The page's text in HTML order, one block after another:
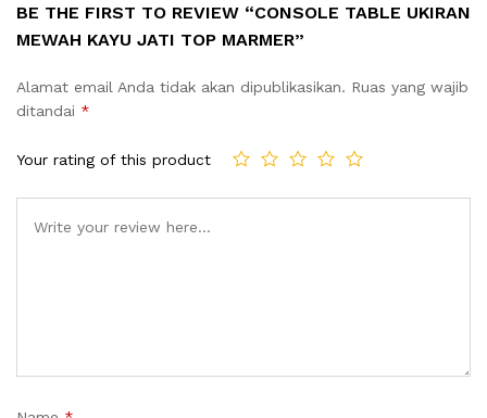
BE THE FIRST TO REVIEW “CONSOLE TABLE UKIRAN
MEWAH KAYU JATI TOP MARMER”
Alamat email Anda tidak akan dipublikasikan. Ruas yang wajib
ditandai *
Your rating of this product